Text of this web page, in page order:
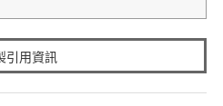
引用資訊